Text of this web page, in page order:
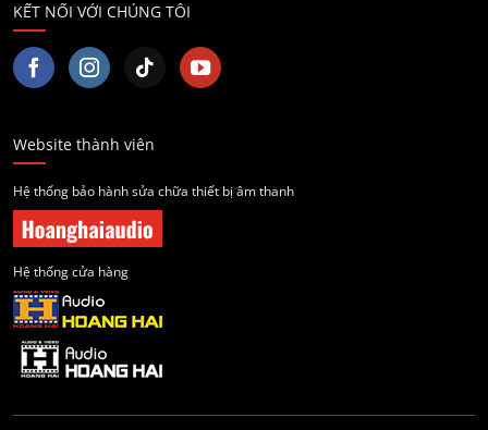
KẾT NỐI VỚI CHÚNG TÔI
Website thành viên
Hệ thống bảo hành sửa chữa thiết bị âm thanh
Hệ thống cửa hàng